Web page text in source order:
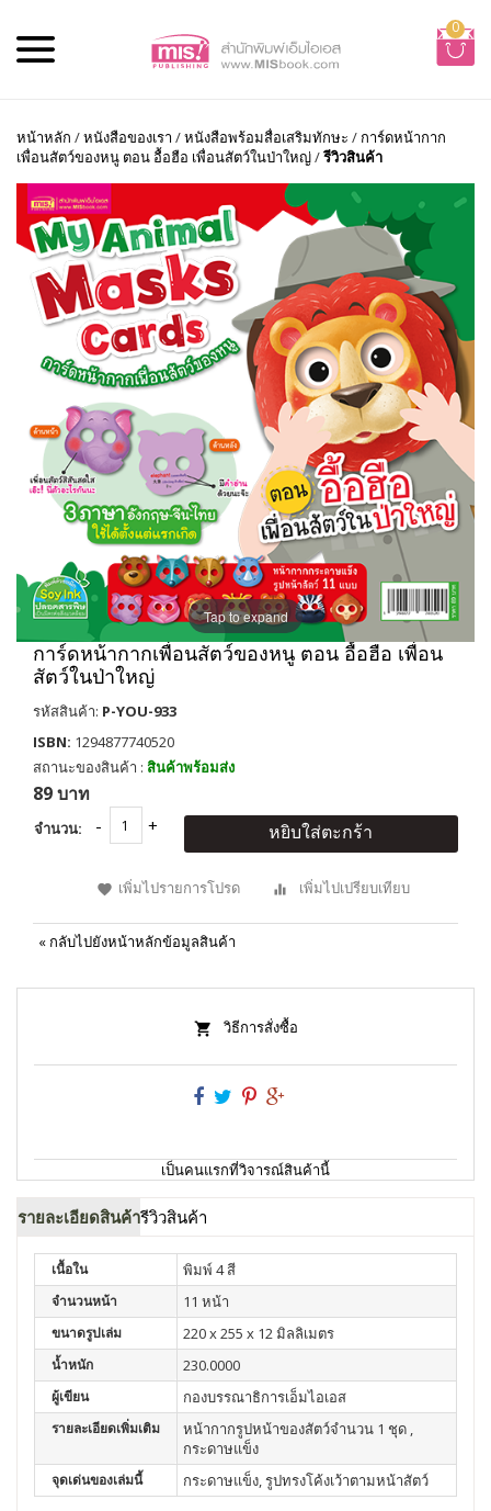
0
หน้าหลัก /หนังสือของเรา /หนังสือพร้อมสื่อเสริมทักษะ / การ์ดหน้ากาก
เพื่อนสัตว์ของหนู ตอน อื้อฮือ เพื่อนสัตว์ในป่าใหญ่/รีวิวสินค้า
Tap to expand
การ์ดหน้ากากเพื่อนสัตว์ของหนู ตอน อื้อฮือ เพื่อน
สัตว์ในป่าใหญ่
รหัสสินค้า: P-YOU-933
ISBN: 1294877740520
สถานะของสินค้า : สินค้าพร้อมส่ง
89 บาท
จำนวน: หยิบใส่ตะกร้า
เพิ่มไปรายการโปรด เพิ่มไปเปรียบเทียบ
« กลับไปยังหน้าหลักข้อมูลสินค้า
วิธีการสั่งซื้อ
เป็นคนแรกที่วิจารณ์สินค้านี้
รายละเอียดสินค้ารีวิวสินค้า
เนื้อใน พิมพ์ 4 สี
จำนวนหน้า 11 หน้า
ขนาดรูปเล่ม 220 x 255 x 12 มิลลิเมตร
น้ำหนัก 230.0000
ผู้เขียน กองบรรณาธิการเอ็มไอเอส
รายละเอียดเพิ่มเติม
หน้ากากรูปหน้าของสัตว์จำนวน 1 ชุด ,
กระดาษแข็ง
จุดเด่นของเล่มนี้ กระดาษแข็ง, รูปทรงโค้งเว้าตามหน้าสัตว์